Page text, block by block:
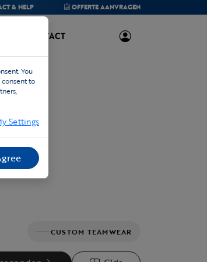
& HELP OFFERTEAANVRAGEN
CONTACT
CUSTOM TEAMWEAR
You
consent to
Settings